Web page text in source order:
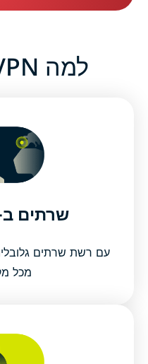
למה ExpressVPN?
שרתים ב-113
עם רשת שרתים
מכל